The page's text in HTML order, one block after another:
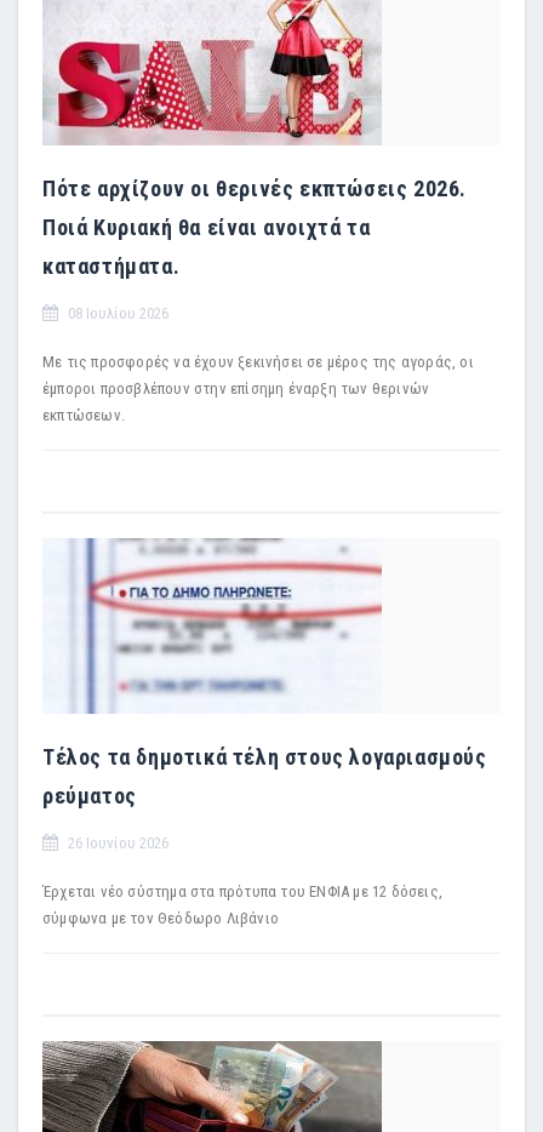
Πότε αρχίζουν οι θερινές εκπτώσεις 2026.
Ποιά Κυριακή θα είναι ανοιχτά τα
καταστήματα.
08 Ιουλίου 2026
Με τις προσφορές να έχουν ξεκινήσει σε μέρος της αγοράς, οι
έμποροι προσβλέπουν στην επίσημη έναρξη των θερινών
εκπτώσεων.
Τέλος τα δημοτικά τέλη στους λογαριασμούς
ρεύματος
26 Ιουνίου 2026
Έρχεται νέο σύστημα στα πρότυπα του ΕΝΦΙΑ με 12 δόσεις,
σύμφωνα με τον Θεόδωρο Λιβάνιο